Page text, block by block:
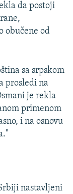
da postoji
obučene od
sa srpskom
prosledi na
je rekla
primenom
i na osnovu
nastavljeni